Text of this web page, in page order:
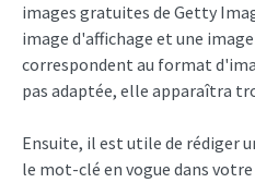
images gratuites de Getty
image d'affichage et une
correspondent au format
pas adaptée, elle apparaîtra
Ensuite, il est utile de rédiger
le mot-clé en vogue dans